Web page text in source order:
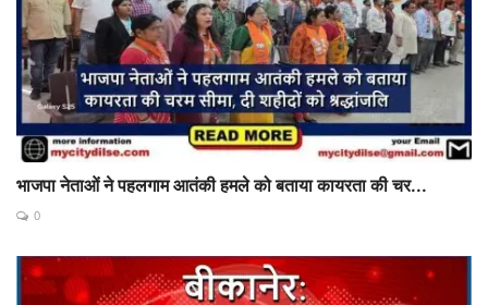
भाजपा नेताओं ने पहलगाम आतंकी हमले को बताया कायरता की चर...
0